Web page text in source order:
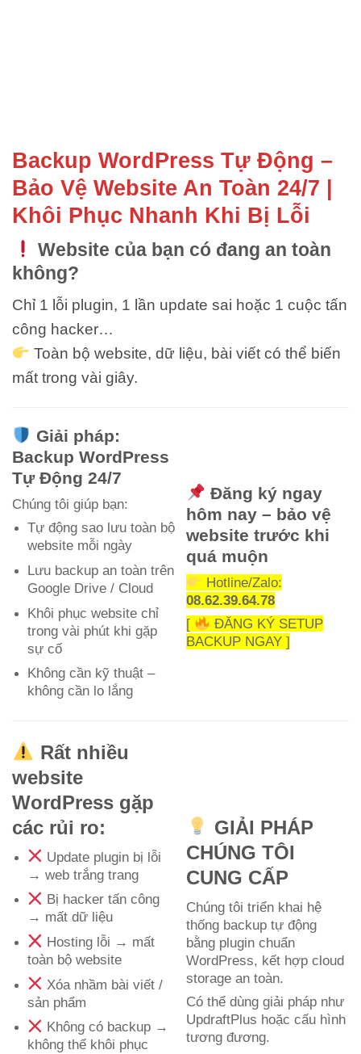
Backup WordPress Tự Động –
Bảo Vệ Website An Toàn 24/7 |
Khôi Phục Nhanh Khi Bị Lỗi
Website của bạn có đang an toàn
không?
Chỉ 1 lỗi plugin, 1 lần update sai hoặc 1 cuộc tấn
công hacker…
Toàn bộ website, dữ liệu, bài viết có thể biến
mất trong vài giây.
Giải pháp:
Backup WordPress
Tự Động 24/7
Chúng tôi giúp bạn:
Tự động sao lưu toàn bộ
website mỗi ngày
Lưu backup an toàn trên
Google Drive / Cloud
Khôi phục website chỉ
trong vài phút khi gặp
sự cố
Không cần kỹ thuật –
không cần lo lắng
Đăng ký ngay
hôm nay – bảo vệ
website trước khi
quá muộn
Hotline/Zalo:
08.62.39.64.78
[
ĐĂNG KÝ SETUP
BACKUP NGAY ]
Rất nhiều
website
WordPress gặp
các rủi ro:
Update plugin bị lỗi
→ web trắng trang
Bị hacker tấn công
→ mất dữ liệu
Hosting lỗi → mất
toàn bộ website
Xóa nhầm bài viết /
sản phẩm
Không có backup →
không thể khôi phục
GIẢI PHÁP
CHÚNG TÔI
CUNG CẤP
Chúng tôi triển khai hệ
thống backup tự động
bằng plugin chuẩn
WordPress, kết hợp cloud
storage an toàn.
Có thể dùng giải pháp như
UpdraftPlus hoặc cấu hình
tương đương.